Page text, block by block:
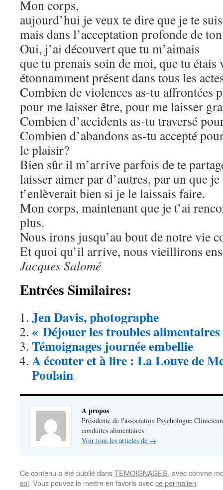
Mon corps,
aujourd’hui je veux te dire que je te
mais dans l’acceptation profonde de
Oui, j’ai découvert que tu m’aimais
que tu prenais soin de moi, que tu
étonnamment présent dans tous les
Combien de violences as-tu affrontées
pour me laisser être, pour me laisser
Combien d’accidents as-tu traversé
Combien d’abandons as-tu accepté
le plaisir?
Bien sûr il m’arrive parfois de te
laisser aimer par d’autres, par un que
t’enlèverait bien si je le laissais faire.
Mon corps, maintenant que je t’ai
plus.
Nous irons jusqu’au bout de notre vie
Et quoi qu’il arrive, nous vieillirons
Jacques Salomé
Entrées Similaires:
Jen Davis, photographe
« Déjouer les troubles
Témoignages journée embellie
A écouter et à lire : La Louve de
Poulain
A propos
Présidente de l'association Psychologue
conduites alimentaires
Voir tous les articles de →
Ce contenu a été publié dansTEMOIGNAGES, avec comme
soi. Vous pouvez le mettre en favoris avecce permalien.